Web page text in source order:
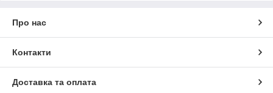
Про нас
Контакти
Доставка та оплата